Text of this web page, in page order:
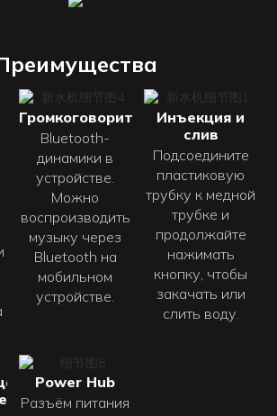
Громкоговоритель
Bluetooth-
динамики в
устройстве.
Можно
воспроизводить
музыку через
Bluetooth на
мобильном
устройстве.
Инъекция и
слив
Подсоедините
пластиковую
трубку к медной
трубке и
продолжайте
нажимать
кнопку, чтобы
закачать или
слить воду.
Power Hub
Разъём питания